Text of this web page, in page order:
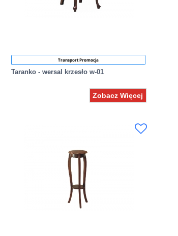
Transport Promocja
Taranko - wersal krzesło w-01
Zobacz Więcej